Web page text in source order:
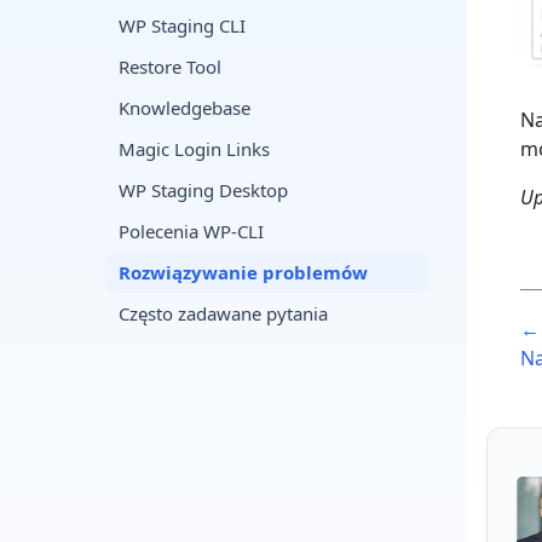
←
WP Staging CLI
Restore Tool
Knowledgebase
Magic Login Links
WP Staging Desktop
Polecenia WP-CLI
Rozwiązywanie problemów
Często zadawane pytania